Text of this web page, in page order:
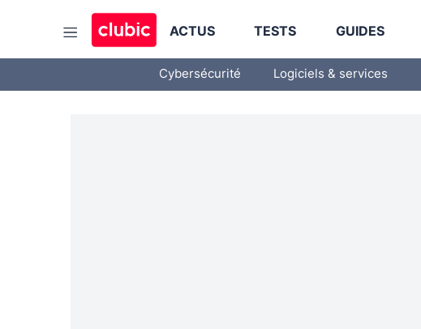
ACTUS TESTS GUIDES
Cybersécurité Logiciels & services